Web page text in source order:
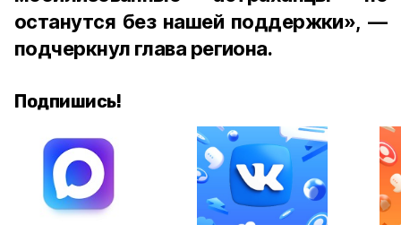
останутся без нашей поддержки», —
подчеркнул глава региона.
Подпишись!